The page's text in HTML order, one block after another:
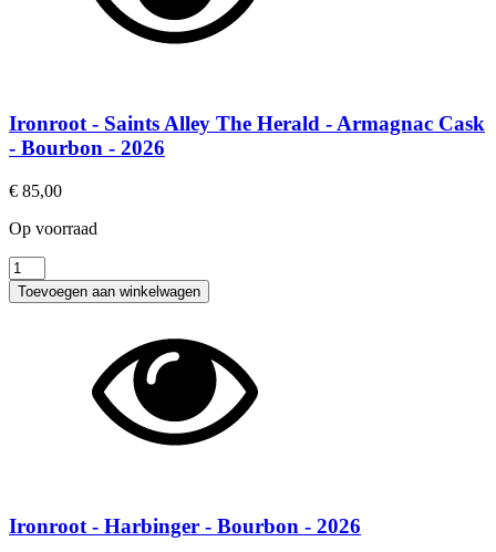
Ironroot - Saints Alley The Herald - Armagnac Cask
- Bourbon - 2026
€ 85,00
Op voorraad
Ironroot
-
Saints
aantal
Toevoegen aan winkelwagen
Ironroot - Harbinger - Bourbon - 2026